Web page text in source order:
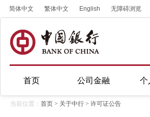
简体中文 繁体中文 English 无障碍浏览
首页 公司金融 个
当前位置： 首页 > 关于中行 > 许可证公告